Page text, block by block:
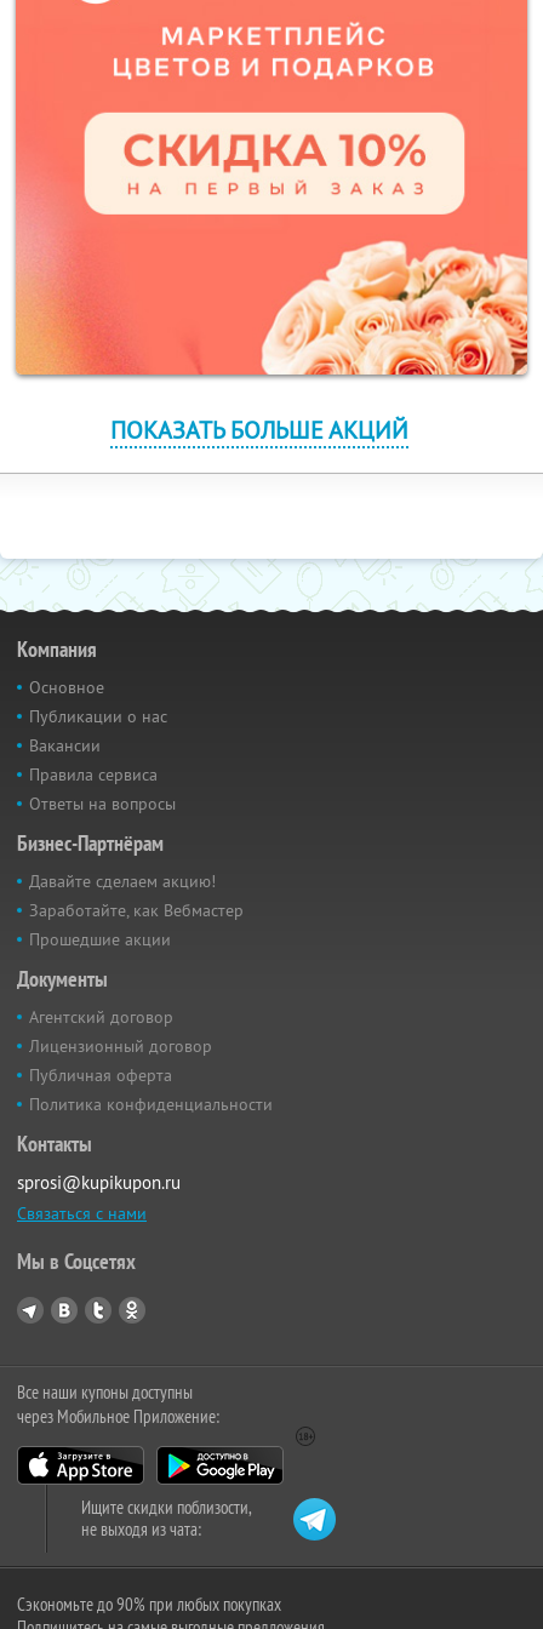
ПОКАЗАТЬ БОЛЬШЕ АКЦИЙ
Компания
Основное
Публикации о нас
Вакансии
Правила сервиса
Ответы на вопросы
Бизнес-Партнёрам
Давайте сделаем акцию!
Заработайте, как Вебмастер
Прошедшие акции
Документы
Агентский договор
Лицензионный договор
Публичная оферта
Политика конфиденциальности
Контакты
sprosi@kupikupon.ru
Связаться с нами
Мы в Соцсетях
Все наши купоны доступны
через Мобильное Приложение:
Ищите скидки поблизости,
не выходя из чата:
Сэкономьте до 90% при любых покупках